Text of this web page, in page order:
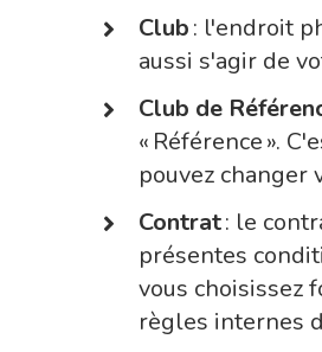
Club: l'endroit
aussi s'agir de
Club de
« Référence ».
pouvez changer
Contrat: le
présentes
vous choisissez
règles internes